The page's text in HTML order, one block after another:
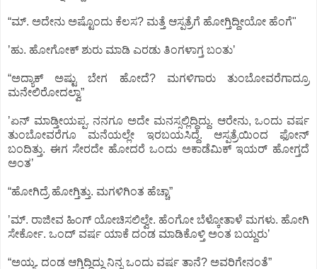
“ಮ್.‌ ಅದೇನು ಅಷ್ಟೊಂದು ಕೆಲಸ? ಮತ್ತೆ ಆಸ್ಪತ್ರೆಗೆ ಹೋಗ್ತಿದ್ದೀಯೋ ಹೆಂಗೆ"
ʼಹು. ಹೋಗೋಕ್‌ ಶುರು ಮಾಡಿ ಎರಡು ತಿಂಗಳಾಗ್ತ ಬಂತುʼ
“ಅದ್ಯಾಕ್‌ ಅಷ್ಟು ಬೇಗ ಹೋದೆ? ಮಗಳಿಗಾರು ತುಂಬೋವರೆಗಾದ್ರೂ
ಮನೇಲಿರೋದಲ್ವಾ”
ʼಏನ್‌ ಮಾಡ್ತೀಯಪ್ಪ. ನನಗೂ ಅದೇ ಮನಸ್ಸಲ್ಲಿದ್ದಿದ್ದು. ಆರೇನು, ಒಂದು ವರ್ಷ
ತುಂಬೋವರೆಗೂ ಮನೆಯಲ್ಲೇ ಇರಬಯಸಿದ್ದೆ. ಆಸ್ಪತ್ರೆಯಿಂದ ಫೋನ್‌
ಬಂದಿತ್ತು. ಈಗ ಸೇರದೇ ಹೋದರೆ ಒಂದು ಅಕಾಡೆಮಿಕ್‌ ಇಯರ್‌ ಹೋಗ್ತದೆ
ಅಂತʼ
“ಹೋಗಿದ್ರೆ ಹೋಗ್ತಿತ್ತು. ಮಗಳಿಗಿಂತ ಹೆಚ್ಚಾ”
ʼಮ್.‌ ರಾಜೀವ ಹಿಂಗ್‌ ಯೋಚಿಸಲಿಲ್ವೇ. ಹೆಂಗೋ ಬೆಳ್ಕೋತಾಳೆ ಮಗಳು. ಹೋಗಿ
ಸೇರ್ಕೋ. ಒಂದ್‌ ವರ್ಷ ಯಾಕೆ ದಂಡ ಮಾಡಿಕೊಳ್ತಿ ಅಂತ ಬಯ್ದರುʼ
“ಅಯ್ಯ. ದಂಡ ಆಗ್ತಿದ್ದಿದ್ದು ನಿನ್ನ ಒಂದು ವರ್ಷ ತಾನೆ? ಅವರಿಗೇನಂತೆ”